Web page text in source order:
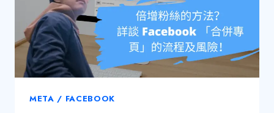
個
是
實
用
必
備？
META / FACEBOOK